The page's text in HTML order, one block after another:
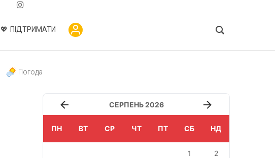
ПІДТРИМАТИ
Погода
СЕРПЕНЬ 2026
ПН ВТ СР ЧТ ПТ СБ НД
1 2